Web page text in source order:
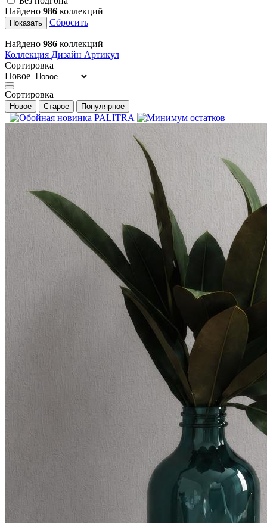
Найдено 986 коллекций
Показать Сбросить
Найдено 986 коллекций
Коллекция Дизайн Артикул
Сортировка
Новое
Сортировка
Новое Старое Популярное